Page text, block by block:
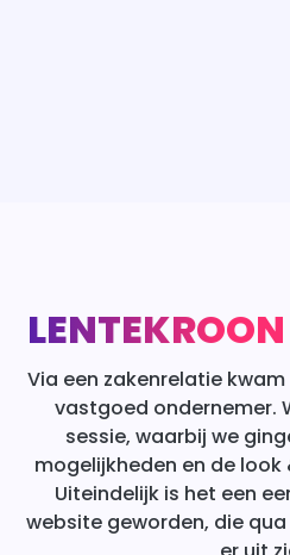
Via een zakenrelatie
vastgoed ondernemer.
sessie, waarbij we
mogelijkheden en de look
Uiteindelijk is het een
website geworden, die